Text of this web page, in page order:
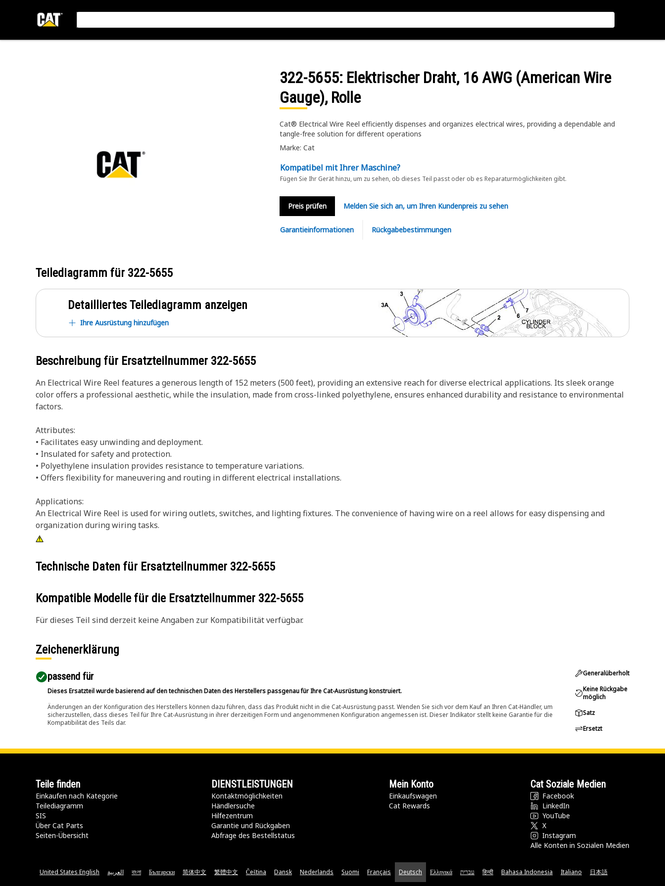
322-5655: Elektrischer Draht, 16 AWG (American Wire
Gauge), Rolle
Cat® Electrical Wire Reel efficiently dispenses and organizes electrical wires, providing a dependable and
tangle-free solution for different operations
Marke: Cat
Kompatibel mit Ihrer Maschine?
Fügen Sie Ihr Gerät hinzu, um zu sehen, ob dieses Teil passt oder ob es Reparaturmöglichkeiten gibt.
Preis prüfen Melden Sie sich an, um Ihren Kundenpreis zu sehen
Garantieinformationen Rückgabebestimmungen
Teilediagramm für 322-5655
Detailliertes Teilediagramm anzeigen
Ihre Ausrüstung hinzufügen
Beschreibung für Ersatzteilnummer 322-5655
An Electrical Wire Reel features a generous length of 152 meters (500 feet), providing an extensive reach for diverse electrical applications. Its sleek orange
color offers a professional aesthetic, while the insulation, made from cross-linked polyethylene, ensures enhanced durability and resistance to environmental
factors.
Attributes:
• Facilitates easy unwinding and deployment.
• Insulated for safety and protection.
• Polyethylene insulation provides resistance to temperature variations.
• Offers flexibility for maneuvering and routing in different electrical installations.
Applications:
An Electrical Wire Reel is used for wiring outlets, switches, and lighting fixtures. The convenience of having wire on a reel allows for easy dispensing and
organization during wiring tasks.
Technische Daten für Ersatzteilnummer 322-5655
Kompatible Modelle für die Ersatzteilnummer 322-5655
Für dieses Teil sind derzeit keine Angaben zur Kompatibilität verfügbar.
Zeichenerklärung
passend für​
Dieses Ersatzteil wurde basierend auf den technischen Daten des Herstellers passgenau für Ihre Cat-Ausrüstung konstruiert.
Änderungen an der Konfiguration des Herstellers können dazu führen, dass das Produkt nicht in die Cat-Ausrüstung passt. Wenden Sie sich vor dem Kauf an Ihren Cat-Händler, um
sicherzustellen, dass dieses Teil für Ihre Cat-Ausrüstung in ihrer derzeitigen Form und angenommenen Konfiguration angemessen ist. Dieser Indikator stellt keine Garantie für die
Kompatibilität des Teils dar.
Generalüberholt
Keine Rückgabe
möglich
Satz
Ersetzt
Teile finden
Einkaufen nach Kategorie
Teilediagramm
SIS
Über Cat Parts
Seiten-Übersicht
DIENSTLEISTUNGEN
Kontaktmöglichkeiten​
Händlersuche
Hilfezentrum
Garantie und Rückgaben
Abfrage des Bestellstatus
Mein Konto
Einkaufswagen
Cat Rewards
Cat Soziale Medien
Facebook
LinkedIn
YouTube
X
Instagram
Alle Konten in Sozialen Medien
United States English العربية বাংলা Български 简体中文 繁體中文 Čeština Dansk Nederlands Suomi Français Deutsch Ελληνικά עברית हिन्दी Bahasa Indonesia Italiano 日本語